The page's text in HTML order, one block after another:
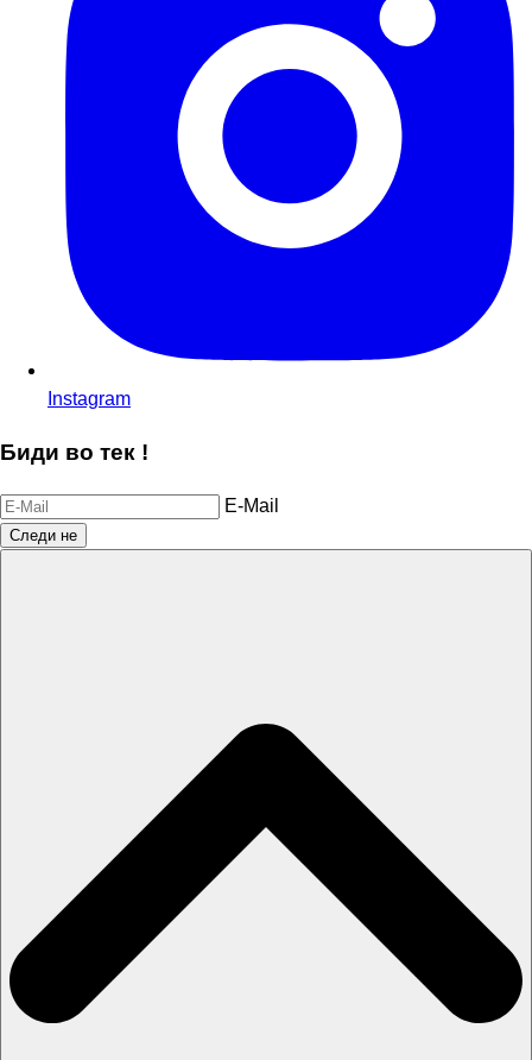
Instagram
Биди во тек !
E-Mail
Следи не